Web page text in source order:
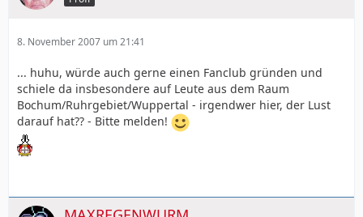
8. November 2007 um 21:41
... huhu, würde auch gerne einen Fanclub gründen und
schiele da insbesondere auf Leute aus dem Raum
Bochum/Ruhrgebiet/Wuppertal - irgendwer hier, der Lust
darauf hat?? - Bitte melden!